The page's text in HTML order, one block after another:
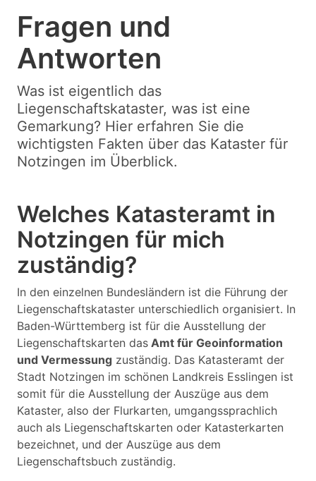
Fragen und
Antworten
Was ist eigentlich das
Liegenschaftskataster, was ist eine
Gemarkung? Hier erfahren Sie die
wichtigsten Fakten über das Kataster für
Notzingen im Überblick.
Welches Katasteramt in
Notzingen für mich
zuständig?
In den einzelnen Bundesländern ist die Führung der
Liegenschaftskataster unterschiedlich organisiert. In
Baden-Württemberg ist für die Ausstellung der
Liegenschaftskarten das Amt für Geoinformation
und Vermessung zuständig. Das Katasteramt der
Stadt Notzingen im schönen Landkreis Esslingen ist
somit für die Ausstellung der Auszüge aus dem
Kataster, also der Flurkarten, umgangssprachlich
auch als Liegenschaftskarten oder Katasterkarten
bezeichnet, und der Auszüge aus dem
Liegenschaftsbuch zuständig.